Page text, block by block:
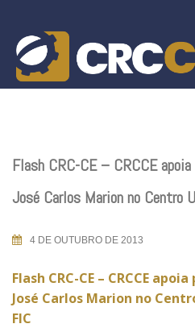
content
Flash CRC-CE – CRCCE
José Carlos Marion no Centro
4 DE OUTUBRO DE 2013
Flash CRC-CE – CRCCE
José Carlos Marion no
FIC